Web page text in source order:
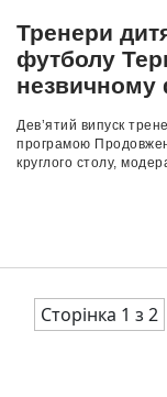
Тренери
футболу
незвичному
Дев’ятий випуск
програмою
круглого столу,
Сторінка 1 з 2